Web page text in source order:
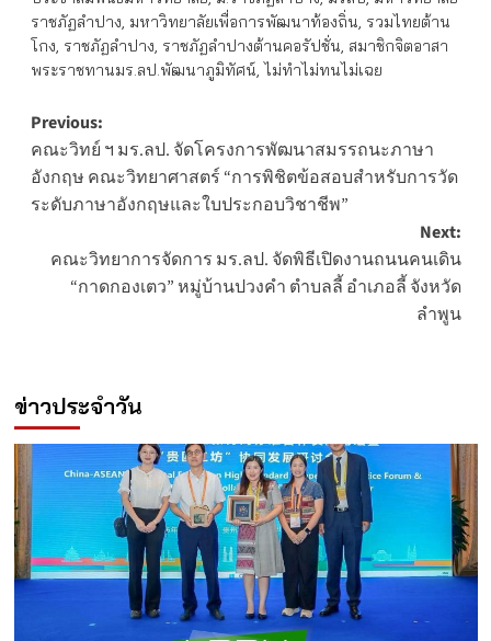
ราชภัฏลำปาง, มหาวิทยาลัยเพื่อการพัฒนาท้องถิ่น, รวมไทยต้าน
โกง, ราชภัฏลำปาง, ราชภัฏลำปางต้านคอรัปชั่น, สมาชิกจิตอาสา
พระราชทานมร.ลป.พัฒนาภูมิทัศน์, ไม่ทำไม่ทนไม่เฉย
Post
navigation
Previous:
คณะวิทย์ ฯ มร.ลป. จัดโครงการพัฒนาสมรรถนะภาษา
อังกฤษ คณะวิทยาศาสตร์ “การพิชิตข้อสอบสำหรับการวัด
ระดับภาษาอังกฤษและใบประกอบวิชาชีพ”
Next:
คณะวิทยาการจัดการ มร.ลป. จัดพิธีเปิดงานถนนคนเดิน
“กาดกองเตว” หมู่บ้านปวงคำ ตำบลลี้ อำเภอลี้ จังหวัด
ลำพูน
ข่าวประจำวัน